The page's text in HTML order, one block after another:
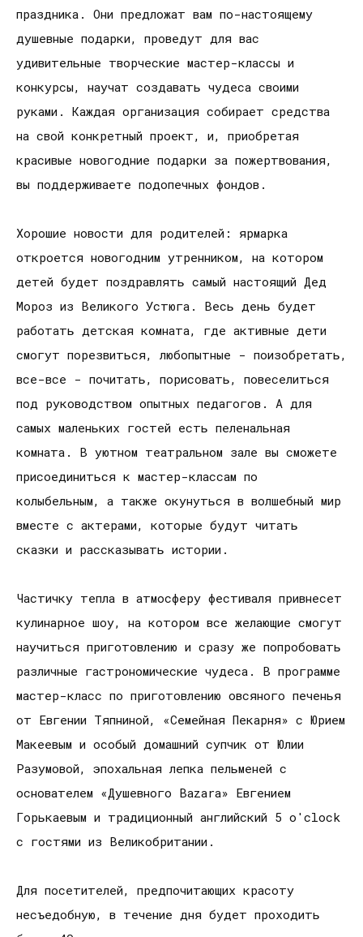
праздника. Они предложат вам по-настоящему
душевные подарки, проведут для вас
удивительные творческие мастер-классы и
конкурсы, научат создавать чудеса своими
руками. Каждая организация собирает средства
на свой конкретный проект, и, приобретая
красивые новогодние подарки за пожертвования,
вы поддерживаете подопечных фондов.
Хорошие новости для родителей: ярмарка
откроется новогодним утренником, на котором
детей будет поздравлять самый настоящий Дед
Мороз из Великого Устюга. Весь день будет
работать детская комната, где активные дети
смогут порезвиться, любопытные - поизобретать,
все-все - почитать, порисовать, повеселиться
под руководством опытных педагогов. А для
самых маленьких гостей есть пеленальная
комната. В уютном театральном зале вы сможете
присоединиться к мастер-классам по
колыбельным, а также окунуться в волшебный мир
вместе с актерами, которые будут читать
сказки и рассказывать истории.
Частичку тепла в атмосферу фестиваля привнесет
кулинарное шоу, на котором все желающие смогут
научиться приготовлению и сразу же попробовать
различные гастрономические чудеса. В программе
мастер-класс по приготовлению овсяного печенья
от Евгении Тяпниной, «Семейная Пекарня» с Юрием
Макеевым и особый домашний супчик от Юлии
Разумовой, эпохальная лепка пельменей с
основателем «Душевного Bazara» Евгением
Горькаевым и традиционный английский 5 o'clock
с гостями из Великобритании.
Для посетителей, предпочитающих красоту
несъедобную, в течение дня будет проходить